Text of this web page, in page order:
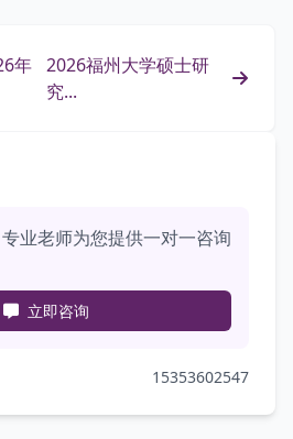
年 2026福州大学硕士研
究...
业老师为您提供一对一咨询
立即咨询
15353602547